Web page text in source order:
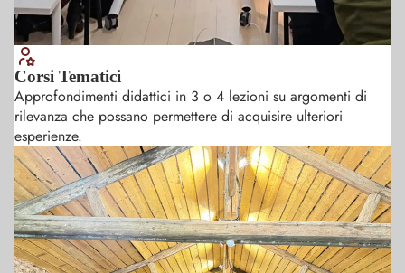
Corsi Tematici
Approfondimenti didattici in 3 o 4 lezioni su argomenti di
rilevanza che possano permettere di acquisire ulteriori
esperienze.